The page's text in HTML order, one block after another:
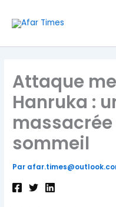
contenu
Attaque
Hanruka :
sommeil
Par